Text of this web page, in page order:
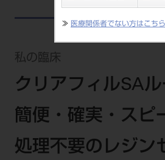
≫ 医療関係者でない方はこちら
私の臨床
クリアフィルSA
簡便・確実・スピ
処理不要のレジン
製品情報トップ
製品カテゴリ
大型器械
チェア・ユニット関連
レーザー装置関連
その他設備機器
サポート情報
製品から探す
カテゴリーから探す
メーカーから探す
セミナー・イベント
全てのセミナー・イベント
全種別
開業マニュアル
モリタ友の会